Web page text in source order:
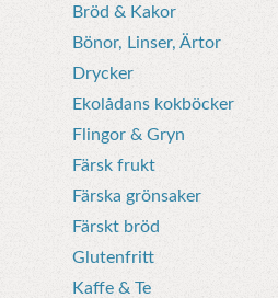
Bröd & Kakor
Bönor, Linser, Ärtor
Drycker
Ekolådans kokböcker
Flingor & Gryn
Färsk frukt
Färska grönsaker
Färskt bröd
Glutenfritt
Kaffe & Te